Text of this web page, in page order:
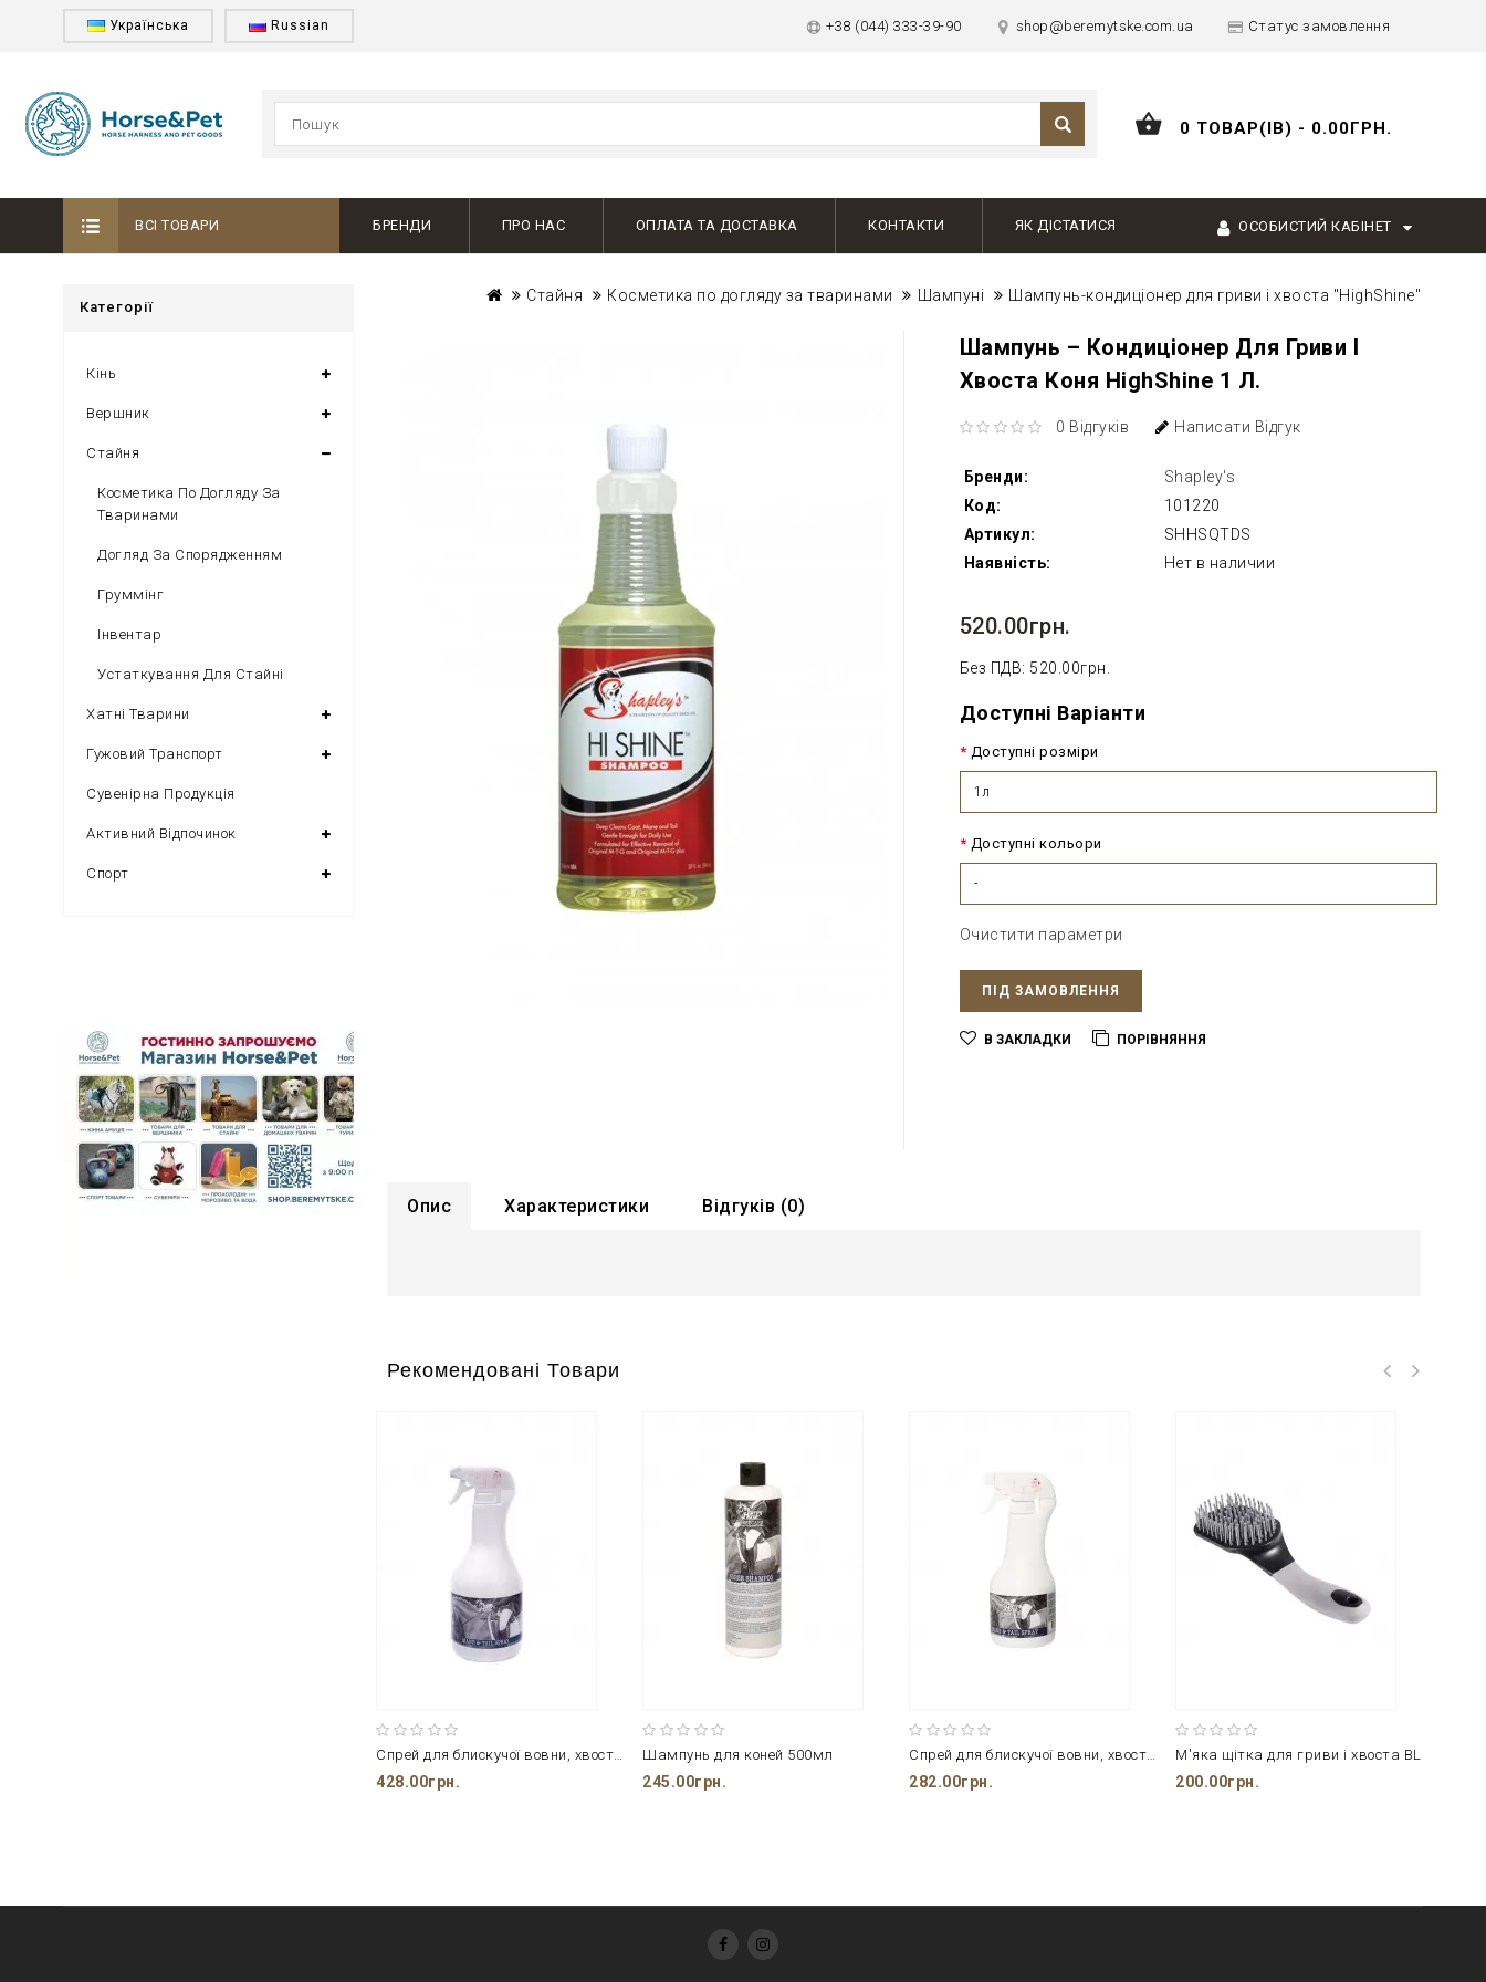
Українська Russian +38 (044) 333-39-90 shop@beremytske.com.ua Статус замовлення
0 ТОВАР(ІВ) - 0.00ГРН.
ВСІ ТОВАРИ БРЕНДИ ПРО НАС ОПЛАТА ТА ДОСТАВКА КОНТАКТИ ЯК ДІСТАТИСЯ ОСОБИСТИЙ КАБІНЕТ
Категорії
Кінь
Вершник
Стайня
Косметика По Догляду За
Тваринами
Догляд За Спорядженням
Груммінг
Інвентар
Устаткування Для Стайні
Хатні Тварини
Гужовий Транспорт
Сувенірна Продукція
Активний Відпочинок
Спорт
Стайня Косметика по догляду за тваринами Шампуні Шампунь-кондиціонер для гриви і хвоста "HighShine"
Шампунь – Кондиціонер Для Гриви І
Хвоста Коня HighShine 1 Л.
0 Відгуків Написати Відгук
Бренди:
Shapley's
Код:
101220
Артикул:
SHHSQTDS
Наявність:
Нет в наличии
520.00грн.
Без ПДВ: 520.00грн.
Доступні Варіанти
Доступні розміри
1л
Доступні кольори
-
Очистити параметри
ПІД ЗАМОВЛЕННЯ
В ЗАКЛАДКИ ПОРІВНЯННЯ
Опис Характеристики Відгуків (0)
Рекомендовані Товари
Спрей для блискучої вовни, хвоста і гриви
428.00грн.
Шампунь для коней 500мл
245.00грн.
Спрей для блискучої вовни, хвоста і гриви Harry's Horse
282.00грн.
М'яка щітка для гриви і хвоста BL
200.00грн.